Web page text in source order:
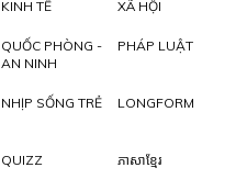
KINH TẾ XÃ HỘI
QUỐC PHÒNG -
AN NINH
PHÁP LUẬT
NHỊP SỐNG TRẺ LONGFORM
QUIZZ ភាសាខ្មែរ